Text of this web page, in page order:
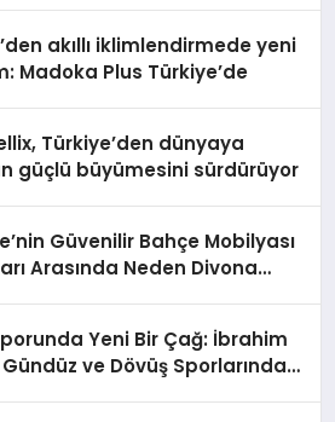
akıllı iklimlendirmede yeni
Madoka Plus Türkiye’de
Türkiye’den dünyaya
güçlü büyümesini sürdürüyor
Güvenilir Bahçe Mobilyası
Arasında Neden Divona
Yeni Bir Çağ: İbrahim
ve Dövüş Sporlarında